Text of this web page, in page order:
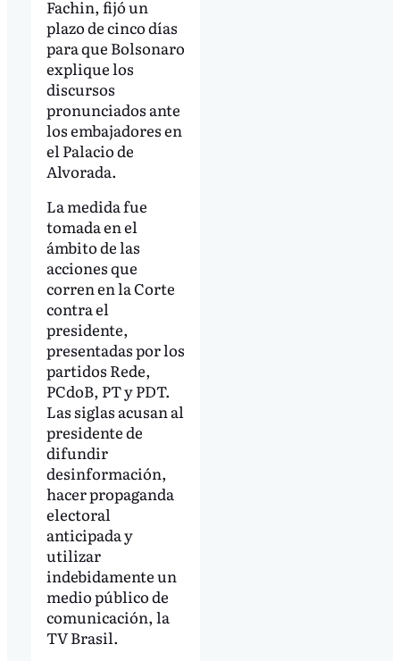
Fachin, fijó un
plazo de cinco días
para que Bolsonaro
explique los
discursos
pronunciados ante
los embajadores en
el Palacio de
Alvorada.
La medida fue
tomada en el
ámbito de las
acciones que
corren en la Corte
contra el
presidente,
presentadas por los
partidos Rede,
PCdoB, PT y PDT.
Las siglas acusan al
presidente de
difundir
desinformación,
hacer propaganda
electoral
anticipada y
utilizar
indebidamente un
medio público de
comunicación, la
TV Brasil.